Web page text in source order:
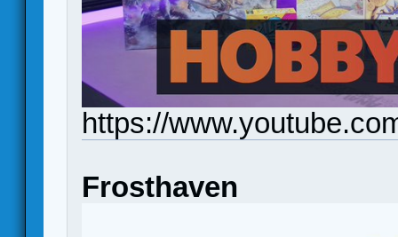
https://
Frosthaven